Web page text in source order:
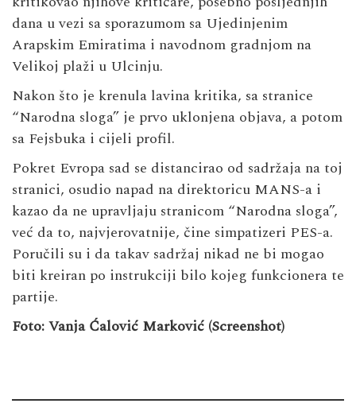
dana u vezi sa sporazumom sa Ujedinjenim
Arapskim Emiratima i navodnom gradnjom na
Velikoj plaži u Ulcinju.
Nakon što je krenula lavina kritika, sa stranice
“Narodna sloga” je prvo uklonjena objava, a potom
sa Fejsbuka i cijeli profil.
Pokret Evropa sad se distancirao od sadržaja na toj
stranici, osudio napad na direktoricu MANS-a i
kazao da ne upravljaju stranicom “Narodna sloga”,
već da to, najvjerovatnije, čine simpatizeri PES-a.
Poručili su i da takav sadržaj nikad ne bi mogao
biti kreiran po instrukciji bilo kojeg funkcionera te
partije.
Foto: Vanja Ćalović Marković (Screenshot)